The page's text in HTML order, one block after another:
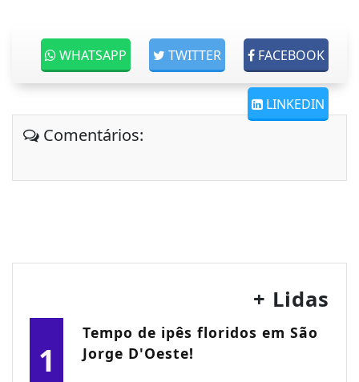
FACEBOOK
TWITTER
WHATSAPP
LINKEDIN
Comentários:
+ Lidas
1
Tempo de ipês floridos em São
Jorge D'Oeste!